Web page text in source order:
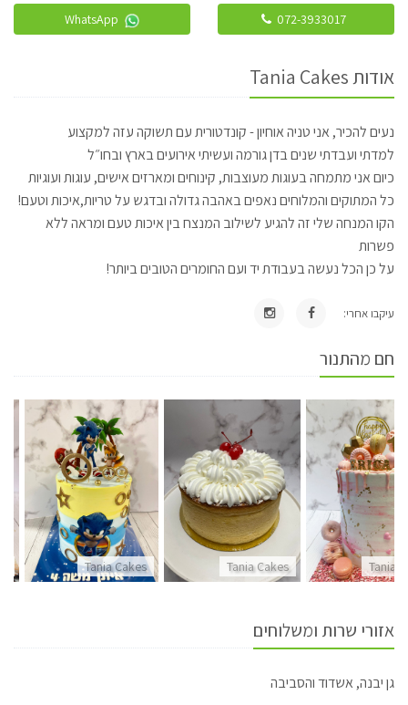
072-3933017
אודות Tania Cakes
נעים להכיר, אני טניה אוחיון - קונדטורית עם תשוקה עזה למקצוע
למדתי ועבדתי שנים בדן גורמה ועשיתי אירועים בארץ ובחו״ל
כיום אני מתמחה בעוגות מעוצבות, קינוחים ומארזים אישים, עוגות ועוגיות
כל המתוקים והמלוחים נאפים באהבה גדולה ובדגש על טריות,איכות וטעם!
הקו המנחה שלי זה להגיע לשילוב המנצח בין איכות טעם ומראה ללא
פשרות
על כן הכל נעשה בעבודת יד ועם החומרים הטובים ביותר!
עיקבו אחרי:
חם מהתנור
Tania
Tania Cakes
Tania Cakes
אזורי שרות ומשלוחים
גן יבנה, אשדוד והסביבה